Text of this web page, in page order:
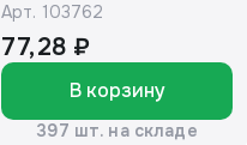
(коробочка)
Арт. 103762
77,28 ₽
В корзину
397 шт. на складе